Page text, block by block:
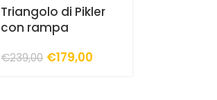
Triangolo di Pikler
con rampa
€239,00 €179,00